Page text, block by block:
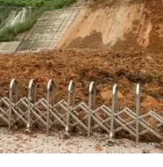
Tiên Kim Jong-
chiến thuật
Tiên Kim Jong-un đã
vũ khí dẫn đường
có tầm quan trọng vô